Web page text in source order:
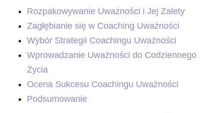
Rozpakowywanie Uważności i Jej Zalety
Zagłębianie się w Coaching Uważności
Wybór Strategii Coachingu Uważności
Wprowadzanie Uważności do Codziennego
Życia
Ocena Sukcesu Coachingu Uważności
Podsumowanie